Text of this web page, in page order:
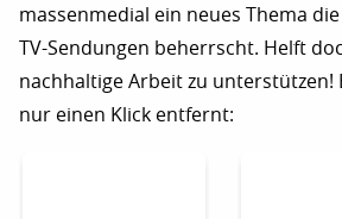
massenmedial ein neues Thema
TV-Sendungen beherrscht. Helft
nachhaltige Arbeit zu unterstützen!
nur einen Klick entfernt: